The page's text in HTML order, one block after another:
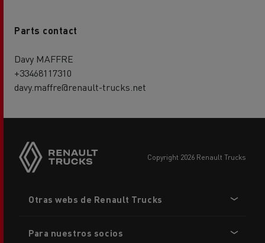
Parts contact
Davy MAFFRE
+33468117310
davy.maffre@renault-trucks.net
copyright 2026 Renault Trucks
menu
Otras webs de Renault Trucks
Para nuestros socios